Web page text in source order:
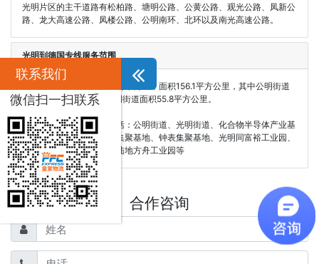
光明片区的主干道路有松柏路、塘明公路、公黄公路、观光公路、凤新公
路、龙大高速公路、凤楼公路、公明南环、北环以及南光高速公路。
光明到德国专线服务范围
光明新区下辖公明、光明两个街道，面积156.1平方公里，其中公明街道
面积100.3平方公里，光明街道面积55.8平方公里。
皇家物流服务范围主要包括：公明街道、光明街道、化合物半导体产业基
地、内衣集聚基地、模具集聚基地、钟表集聚基地、光明同富裕工业园、
光明农业高科技产业园、陆地方舟工业园等
合作咨询
联系我们
微信扫一扫联系